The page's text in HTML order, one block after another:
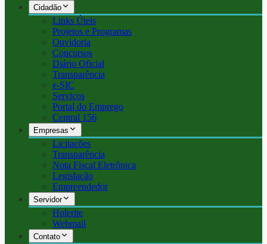
Cidadão
Links Úteis
Projetos e Programas
Ouvidoria
Concursos
Diário Oficial
Transparência
e-SIC
Serviços
Portal do Emprego
Central 156
Empresas
Licitações
Transparência
Nota Fiscal Eletrônica
Legislação
Empreendedor
Servidor
Holerite
Webmail
Contato